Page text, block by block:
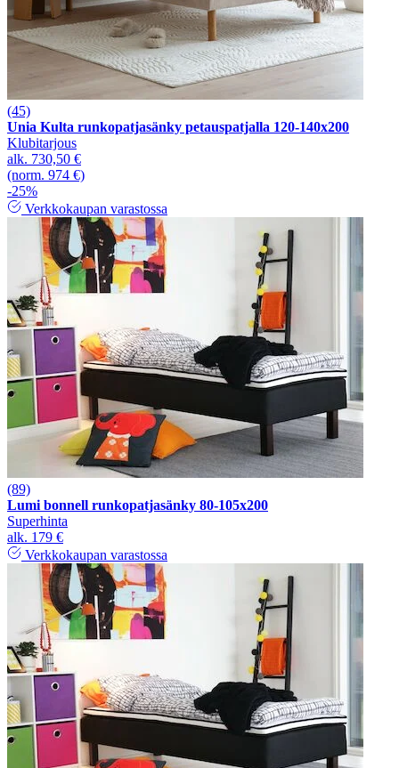
(45)
Unia Kulta runkopatjasänky petauspatjalla 120-140x200
Klubitarjous
alk. 730,50 €
(norm. 974 €)
-25%
Verkkokaupan varastossa
(89)
Lumi bonnell runkopatjasänky 80-105x200
Superhinta
alk. 179 €
Verkkokaupan varastossa